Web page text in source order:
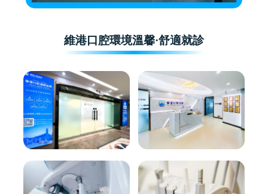
維港口腔環境溫馨·舒適就診